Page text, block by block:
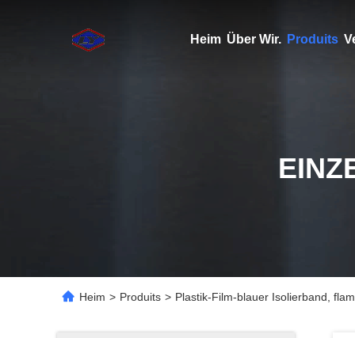
Heim Über Wir. Produits
Heim > Produits > Plastik-Film-blauer Isolierband,